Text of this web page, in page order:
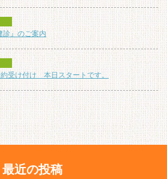
』のご案内
受け付け 本日スタートです。
最近の投稿